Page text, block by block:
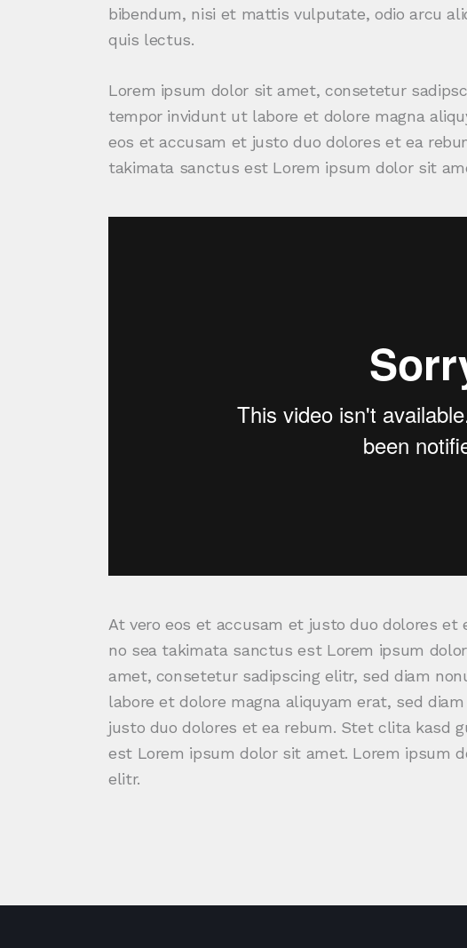
bibendum, nisi et mattis vulputate, odio arcu
quis lectus.
Lorem ipsum dolor sit amet, consetetur
tempor invidunt ut labore et dolore magna
eos et accusam et justo duo dolores et ea
takimata sanctus est Lorem ipsum dolor sit
At vero eos et accusam et justo duo dolores et
no sea takimata sanctus est Lorem ipsum
amet, consetetur sadipscing elitr, sed diam
labore et dolore magna aliquyam erat, sed
justo duo dolores et ea rebum. Stet clita kasd
est Lorem ipsum dolor sit amet. Lorem ipsum
elitr.